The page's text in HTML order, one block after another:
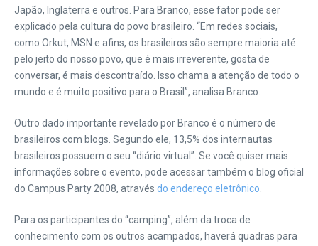
Japão, Inglaterra e outros. Para Branco, esse fator pode ser
explicado pela cultura do povo brasileiro. “Em redes sociais,
como Orkut, MSN e afins, os brasileiros são sempre maioria até
pelo jeito do nosso povo, que é mais irreverente, gosta de
conversar, é mais descontraído. Isso chama a atenção de todo o
mundo e é muito positivo para o Brasil”, analisa Branco.
Outro dado importante revelado por Branco é o número de
brasileiros com blogs. Segundo ele, 13,5% dos internautas
brasileiros possuem o seu “diário virtual”. Se você quiser mais
informações sobre o evento, pode acessar também o blog oficial
do Campus Party 2008, através do endereço eletrônico
Para os participantes do “camping”, além da troca de
conhecimento com os outros acampados, haverá quadras para